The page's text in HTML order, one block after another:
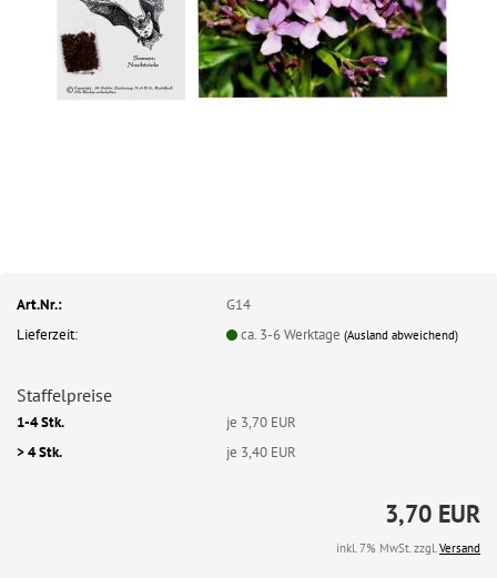
Art.Nr.:
G14
Lieferzeit:
ca. 3-6 Werktage(Ausland abweichend)
Staffelpreise
1-4 Stk.
je 3,70 EUR
> 4 Stk.
je 3,40 EUR
3,70 EUR
inkl. 7% MwSt. zzgl.Versand